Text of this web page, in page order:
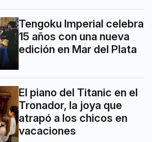
Tengoku Imperial celebra
15 años con una nueva
edición en Mar del Plata
El piano del Titanic en el
Tronador, la joya que
atrapó a los chicos en
vacaciones